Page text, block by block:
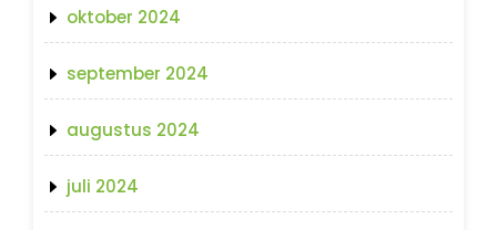
oktober 2024
september 2024
augustus 2024
juli 2024